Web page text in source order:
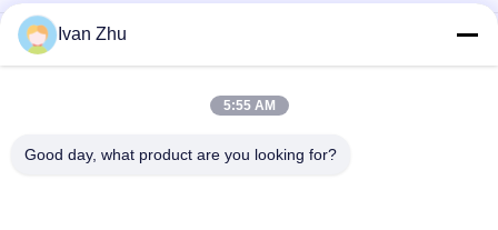
Van de Motorventilators van 24VDC 10.5Kpa 33M3/H BLDC de
Ventilator van de de SerreLuchtcirculatie
Mini24v-van het de Ventilatoraluminium van
Airconditioningscfm Brushless gelijkstroom van de de
Ivan Zhu
5:55 AM
Good day, what product are you looking for?